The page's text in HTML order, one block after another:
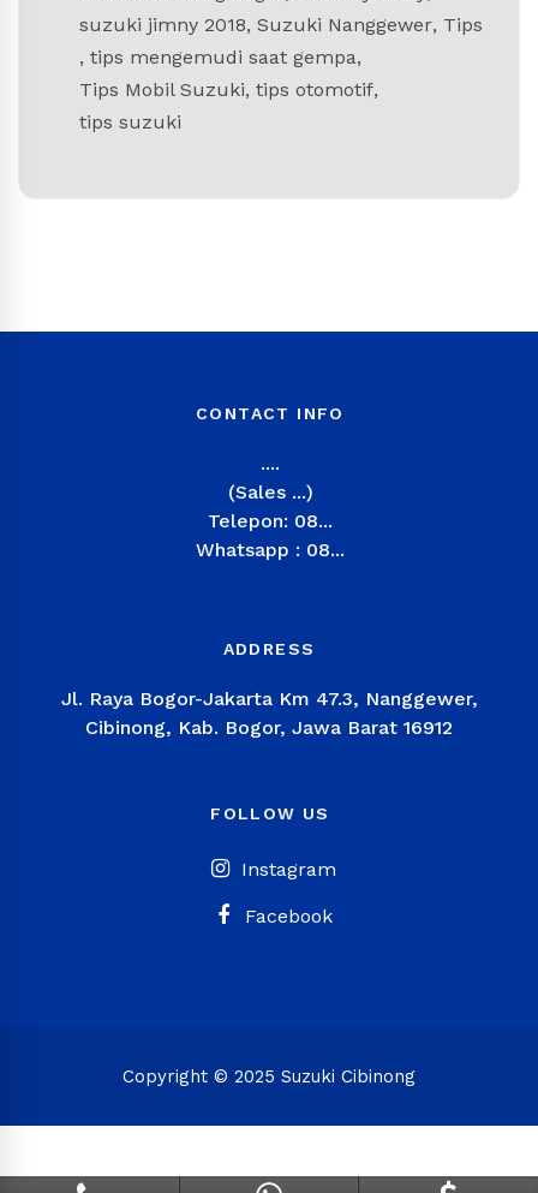
suzuki jimny 2018, Suzuki Nanggewer, Tips
, tips mengemudi saat gempa,
Tips Mobil Suzuki, tips otomotif,
tips suzuki
CONTACT INFO
....
(Sales ...)
Telepon: 08...
Whatsapp : 08...
ADDRESS
Jl. Raya Bogor-Jakarta Km 47.3, Nanggewer,
Cibinong, Kab. Bogor, Jawa Barat 16912
FOLLOW US
Instagram
Facebook
Copyright © 2025 Suzuki Cibinong